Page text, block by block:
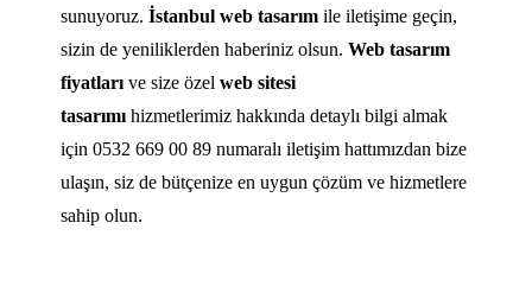
sunuyoruz.İstanbul web tasarım ile iletişime geçin,
sizin de yeniliklerden haberiniz olsun.Web tasarım
fiyatları ve size özelweb sitesi
tasarımı hizmetlerimiz hakkında detaylı bilgi almak
için 0532 669 00 89 numaralı iletişim hattımızdan bize
ulaşın, siz de bütçenize en uygun çözüm ve hizmetlere
sahip olun.